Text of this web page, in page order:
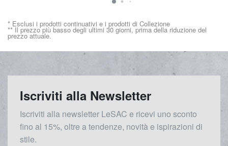
* Esclusi i prodotti continuativi e i prodotti di Collezione
** Il prezzo più basso degli ultimi 30 giorni, prima della riduzione del
prezzo attuale.
Iscriviti alla Newsletter
Iscriviti alla newsletter LeSAC e ricevi uno sconto
fino al 15%, oltre a tendenze, novità e ispirazioni di
stile.